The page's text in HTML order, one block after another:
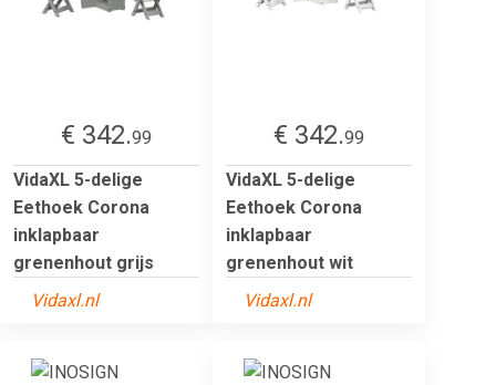
€ 342.99
VidaXL 5-delige
Eethoek Corona
inklapbaar
grenenhout grijs
Vidaxl.nl
€ 342.99
VidaXL 5-delige
Eethoek Corona
inklapbaar
grenenhout wit
Vidaxl.nl